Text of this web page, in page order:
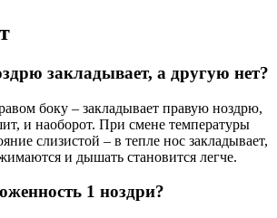
закладывает, а другую нет?
боку – закладывает правую ноздрю,
и наоборот. При смене температуры
слизистой – в тепле нос закладывает,
и дышать становится легче.
1 ноздри?